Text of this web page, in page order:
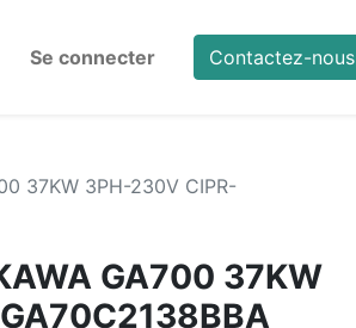
Se connecter Contactez-nous
37KW 3PH-230V CIPR-
GA700 37KW